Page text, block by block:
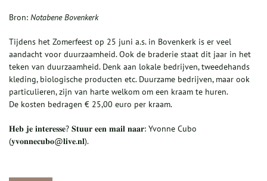
Bron: Notabene Bovenkerk
Tijdens het Zomerfeest op 25 juni a.s. in Bovenkerk is er veel
aandacht voor duurzaamheid. Ook de braderie staat dit jaar in het
teken van duurzaamheid. Denk aan lokale bedrijven, tweedehands
kleding, biologische producten etc. Duurzame bedrijven, maar ook
particulieren, zijn van harte welkom om een kraam te huren.
De kosten bedragen € 25,00 euro per kraam.
𝐇𝐞𝐛 𝐣𝐞 𝐢𝐧𝐭𝐞𝐫𝐞𝐬𝐬𝐞? 𝐒𝐭𝐮𝐮𝐫 𝐞𝐞𝐧 𝐦𝐚𝐢𝐥 𝐧𝐚𝐚𝐫: Yvonne Cubo
(𝐲𝐯𝐨𝐧𝐧𝐞𝐜𝐮𝐛𝐨@𝐥𝐢𝐯𝐞.𝐧𝐥).